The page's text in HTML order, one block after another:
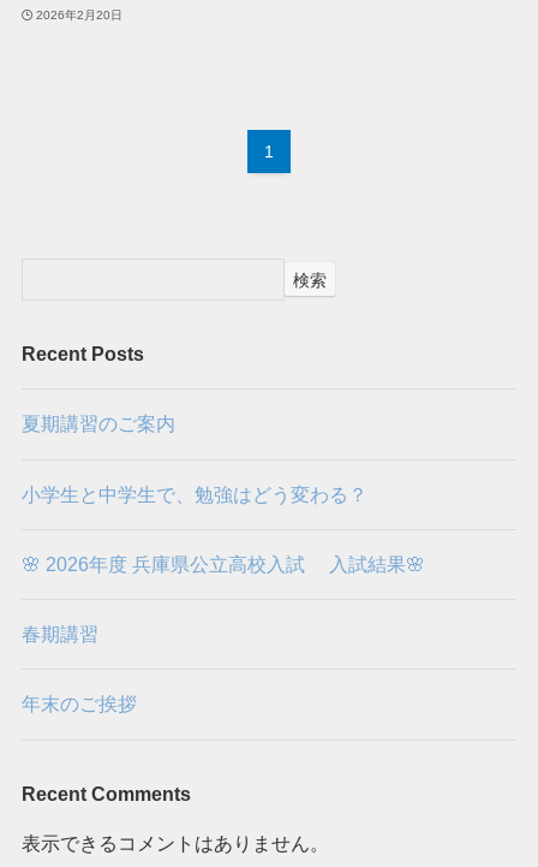
2026年2月20日
1
検索
Recent Posts
夏期講習のご案内
小学生と中学生で、勉強はどう変わる？
🌸 2026年度 兵庫県公立高校入試 入試結果🌸
春期講習
年末のご挨拶
Recent Comments
表示できるコメントはありません。